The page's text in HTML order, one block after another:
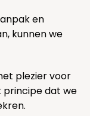
en
kunnen we
plezier voor
principe dat we